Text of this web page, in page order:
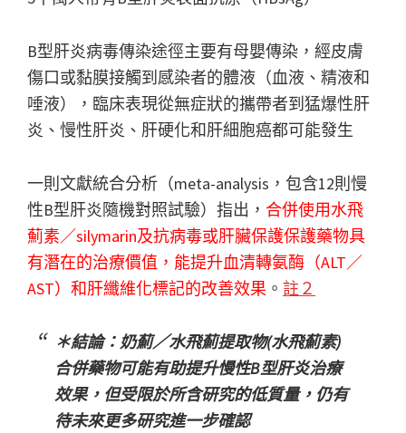
B型肝炎病毒傳染途徑主要有母嬰傳染，經皮膚
傷口或黏膜接觸到感染者的體液（血液、精液和
唾液），臨床表現從無症狀的攜帶者到猛爆性肝
炎、慢性肝炎、肝硬化和肝細胞癌都可能發生
一則文獻統合分析（meta-analysis，包含12則慢
性B型肝炎隨機對照試驗）指出， 合併使用水飛
薊素／silymarin及抗病毒或肝臟保護保護藥物具
有潛在的治療價值，能提升血清轉氨酶（ALT／
AST）和肝纖維化標記的改善效果 。 註２
＊結論：奶薊／水飛薊提取物(水飛薊素)
合併藥物可能有助提升慢性B型肝炎治療
效果，但受限於所含研究的低質量，仍有
待未來更多研究進一步確認